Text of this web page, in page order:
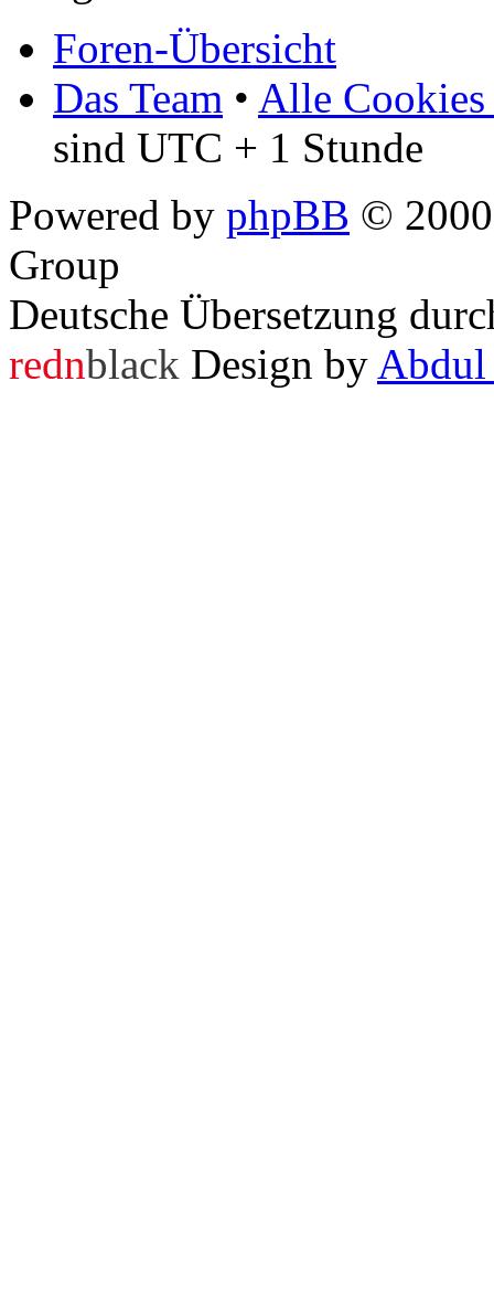
Foren-Übersicht
Das Team • Alle Cookies
sind UTC + 1 Stunde
Powered by phpBB ©
Group
Deutsche Übersetzung
rednblack Design by Abdul